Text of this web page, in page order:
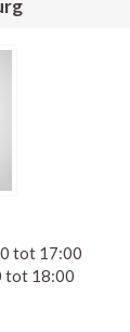
tot 17:00
tot 18:00